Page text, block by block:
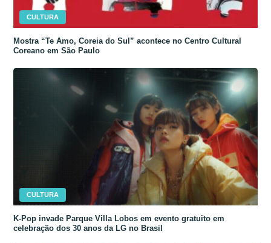
CULTURA
Mostra “Te Amo, Coreia do Sul” acontece no Centro Cultural
Coreano em São Paulo
CULTURA
K-Pop invade Parque Villa Lobos em evento gratuito em
celebração dos 30 anos da LG no Brasil